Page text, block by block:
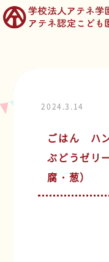
2024.3.14
ごはん ハ
ぶどうゼリ
腐・葱）